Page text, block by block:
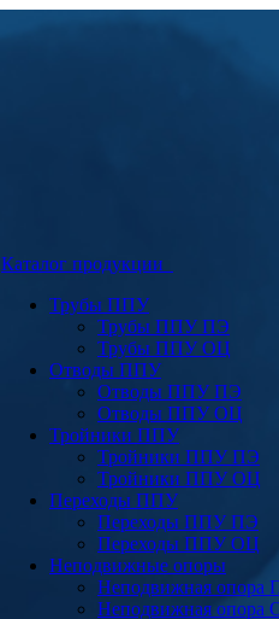
Каталог продукции
Трубы ППУ
Трубы ППУ ПЭ
Трубы ППУ ОЦ
Отводы ППУ
Отводы ППУ ПЭ
Отводы ППУ ОЦ
Тройники ППУ
Тройники ППУ ПЭ
Тройники ППУ ОЦ
Переходы ППУ
Переходы ППУ ПЭ
Переходы ППУ ОЦ
Неподвижные опоры
Неподвижная опора
Неподвижная опора